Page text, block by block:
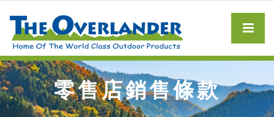
零售店銷售條款